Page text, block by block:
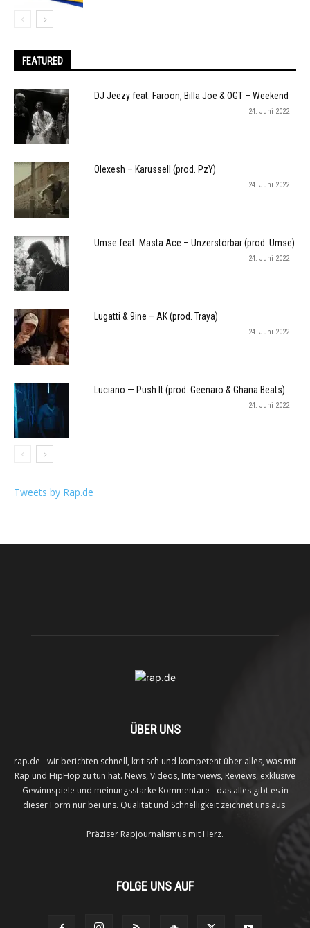
FEATURED
DJ Jeezy feat. Faroon, Billa Joe & OGT – Weekend
24. Juni 2022
Olexesh – Karussell (prod. PzY)
24. Juni 2022
Umse feat. Masta Ace – Unzerstörbar (prod. Umse)
24. Juni 2022
Lugatti & 9ine – AK (prod. Traya)
24. Juni 2022
Luciano — Push It (prod. Geenaro & Ghana Beats)
24. Juni 2022
Tweets by Rap.de
ÜBER UNS
rap.de - wir berichten schnell, kritisch und kompetent über alles, was mit
Rap und HipHop zu tun hat. News, Videos, Interviews, Reviews, exklusive
Gewinnspiele und meinungsstarke Kommentare - das alles gibt es in
dieser Form nur bei uns. Qualität und Schnelligkeit zeichnet uns aus.
Präziser Rapjournalismus mit Herz.
FOLGE UNS AUF